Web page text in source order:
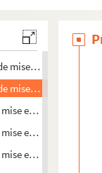
en scène. 1
en scène. 2
mise en scène. 3
mise en scène. 3
en scène. 4
en scène. 5
en scène. 6